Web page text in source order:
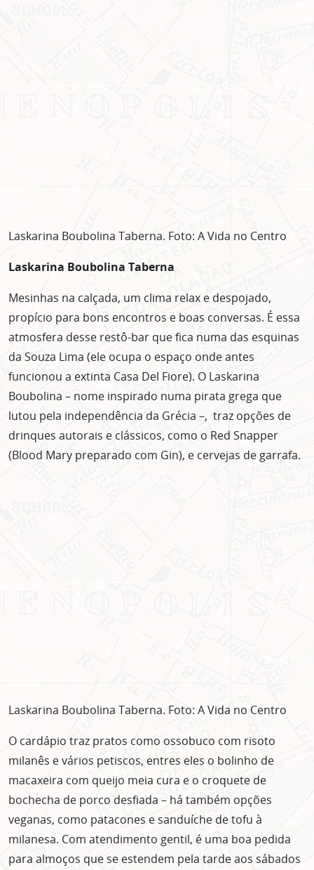
Laskarina Boubolina Taberna. Foto: A Vida no Centro
Laskarina Boubolina Taberna
Mesinhas na calçada, um clima relax e despojado,
propício para bons encontros e boas conversas. É essa
atmosfera desse restô-bar que fica numa das esquinas
da Souza Lima (ele ocupa o espaço onde antes
funcionou a extinta Casa Del Fiore). O Laskarina
Boubolina – nome inspirado numa pirata grega que
lutou pela independência da Grécia –, traz opções de
drinques autorais e clássicos, como o Red Snapper
(Blood Mary preparado com Gin), e cervejas de garrafa.
Laskarina Boubolina Taberna. Foto: A Vida no Centro
O cardápio traz pratos como ossobuco com risoto
milanês e vários petiscos, entres eles o bolinho de
macaxeira com queijo meia cura e o croquete de
bochecha de porco desfiada – há também opções
veganas, como patacones e sanduíche de tofu à
milanesa. Com atendimento gentil, é uma boa pedida
para almoços que se estendem pela tarde aos sábados